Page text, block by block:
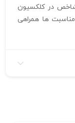
شاخص در کلکسیون
ها همراهی